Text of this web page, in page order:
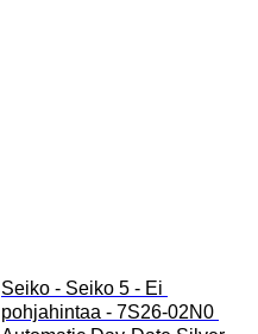
Seiko - Seiko 5 - Ei
pohjahintaa - 7S26-02N0